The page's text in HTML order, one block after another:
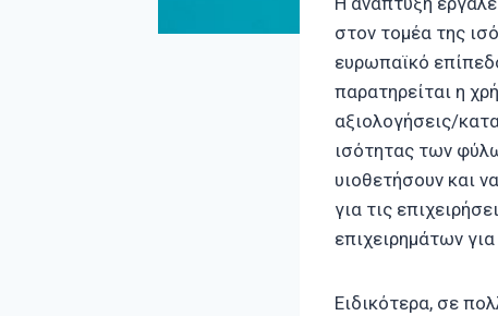
στον τομέα της
ευρωπαϊκό
παρατηρείται η
αξιολογήσεις/
ισότητας των
υιοθετήσουν και
για τις
επιχειρημάτων
Ειδικότερα, σε